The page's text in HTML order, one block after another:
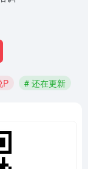
P # 还在更新